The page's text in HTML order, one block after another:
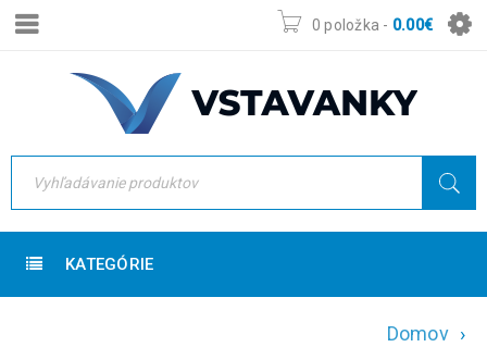
0 položka - 0.00€
KATEGÓRIE
Domov ›